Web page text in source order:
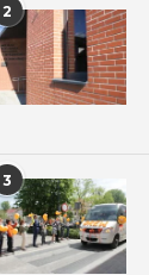
2
3